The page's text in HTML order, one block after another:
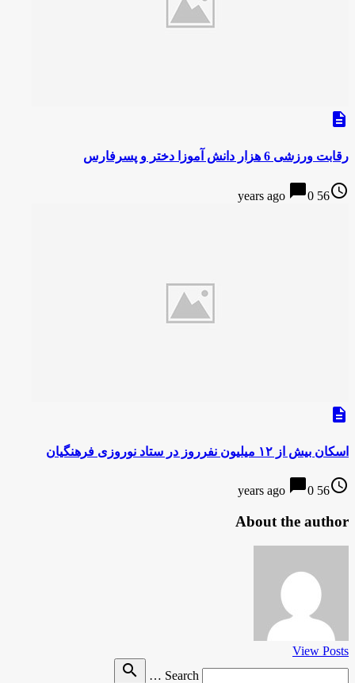
description
رقابت ورزشی 6 هزار دانش آموزا دختر و پسرفارس
access_time
56 years ago
chat_bubble0
description
اسکان بیش از ۱۲ میلیون نفرروز در ستاد نوروزی فرهنگیان
access_time
56 years ago
chat_bubble0
About the author
View Posts
Search …
search